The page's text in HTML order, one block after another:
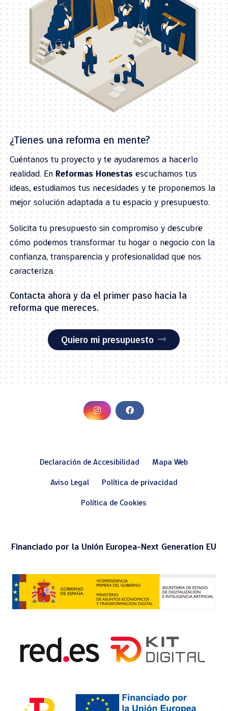
¿Tienes una reforma en mente?
Cuéntanos tu proyecto y te ayudaremos a hacerlo
realidad. EnReformas Honestasescuchamos tus
ideas, estudiamos tus necesidades y te proponemos la
mejor solución adaptada a tu espacio y presupuesto.
Solicita tu presupuesto sin compromiso y descubre
cómo podemos transformar tu hogar o negocio con la
confianza, transparencia y profesionalidad que nos
caracteriza.
Contacta ahora y da el primer paso hacia la
reforma que mereces.
Quiero mi presupuesto
Declaración de Accesibilidad
Mapa Web
Aviso Legal
Política de privacidad
Política de Cookies
Financiado por la Unión Europea-Next Generation EU